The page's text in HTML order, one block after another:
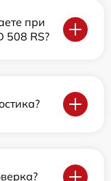
при
508 RS?